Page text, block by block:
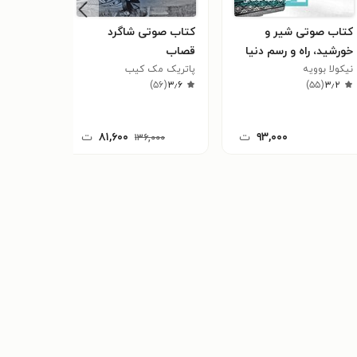
خواننده کمک می‌کند مسیر درست را بیابد و به
کتاب صوتی شیر و
خورشید، راه و رسم دنیا
نیکولا بوویه
۳٫۲(۵۵)
۹۳,۰۰۰ ت
کتاب صوتی شاگرد
قصاب
پاتریک مک کیب
۳٫۶(۵۶)
۱۳۶,۰۰۰ ۸۱,۶۰۰ ت